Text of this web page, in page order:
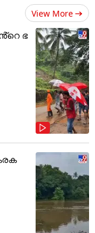
View More
ഭ